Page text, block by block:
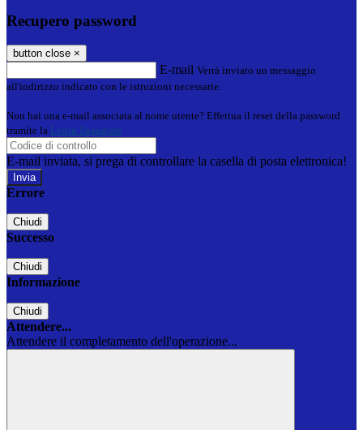
Recupero password
button close ×
E-mail Verrà inviato un messaggio
all'indirizzo indicato con le istruzioni necessarie.
Non hai una e-mail associata al nome utente? Effettua il reset della password
tramite la Login Spaggiari
E-mail inviata, si prega di controllare la casella di posta elettronica!
Errore
Chiudi
Successo
Chiudi
Informazione
Chiudi
Attendere...
Attendere il completamento dell'operazione...